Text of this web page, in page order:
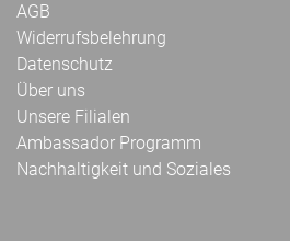
AGB
Widerrufsbelehrung
Datenschutz
Über uns
Unsere Filialen
Ambassador Programm
Nachhaltigkeit und Soziales